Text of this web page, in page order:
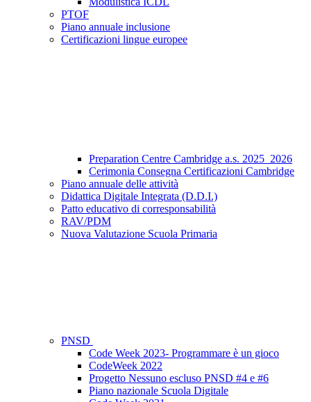
PTOF
Piano annuale inclusione
Certificazioni lingue europee
Preparation Centre Cambridge a.s. 2025_2026
Cerimonia Consegna Certificazioni Cambridge
Piano annuale delle attività
Didattica Digitale Integrata (D.D.I.)
Patto educativo di corresponsabilità
RAV/PDM
Nuova Valutazione Scuola Primaria
PNSD
Code Week 2023- Programmare è un gioco
CodeWeek 2022
Progetto Nessuno escluso PNSD #4 e #6
Piano nazionale Scuola Digitale